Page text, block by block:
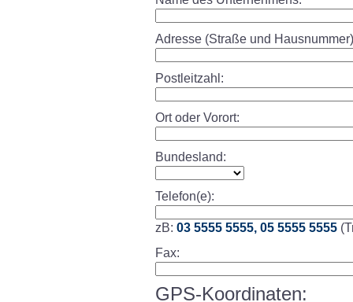
Adresse (Straße und
Postleitzahl:
Ort oder Vorort:
Bundesland:
Telefon(e):
zB: 03 5555 5555, 05 5555 5555
Fax:
GPS-Koordinaten: